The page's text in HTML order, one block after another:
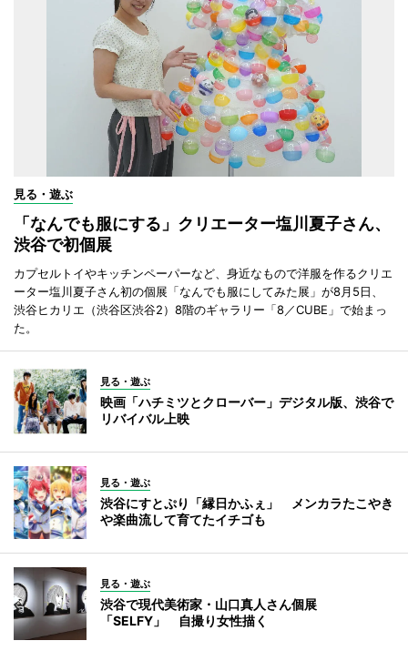
見る・遊ぶ
「なんでも服にする」クリエーター塩川夏子さん、
渋谷で初個展
カプセルトイやキッチンペーパーなど、身近なもので洋服を作るクリエ
ーター塩川夏子さん初の個展「なんでも服にしてみた展」が8月5日、
渋谷ヒカリエ（渋谷区渋谷2）8階のギャラリー「8／CUBE」で始まっ
た。
見る・遊ぶ
映画「ハチミツとクローバー」デジタル版、渋谷で
リバイバル上映
見る・遊ぶ
渋谷にすとぷり「縁日かふぇ」 メンカラたこやき
や楽曲流して育てたイチゴも
見る・遊ぶ
渋谷で現代美術家・山口真人さん個展
「SELFY」 自撮り女性描く